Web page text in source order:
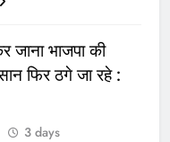
संरक्षण में चल रहा
3 days